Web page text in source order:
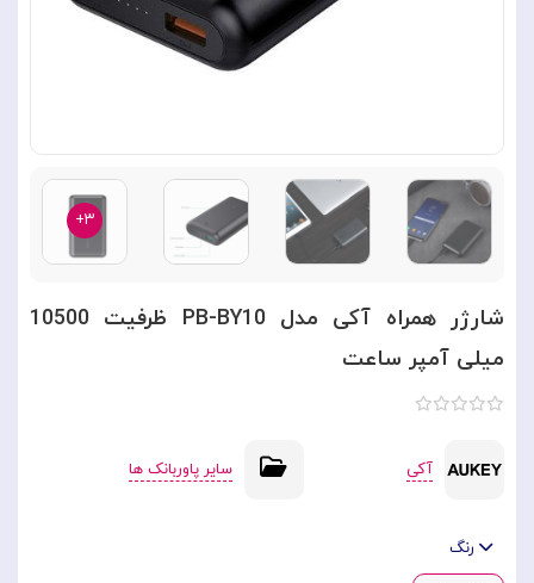
۳+
شارژر همراه آکی مدل PB-BY10 ظرفیت 10500
میلی آمپر ساعت
آکی سایر پاوربانک ها
رنگ